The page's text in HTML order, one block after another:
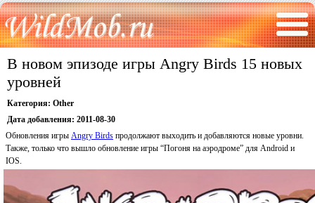
В новом эпизоде игры Angry Birds 15 новых
уровней
Категория: Other
Дата добавления: 2011-08-30
Обновления игры Angry Birds продолжают выходить и добавляются новые уровни.
Также, только что вышло обновление игры “Погоня на аэродроме” для Android и
IOS.